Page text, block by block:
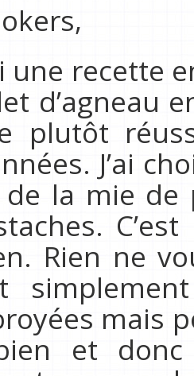
une recette
d’agneau
plutôt
J’ai
la mie
Rien ne
mais
et